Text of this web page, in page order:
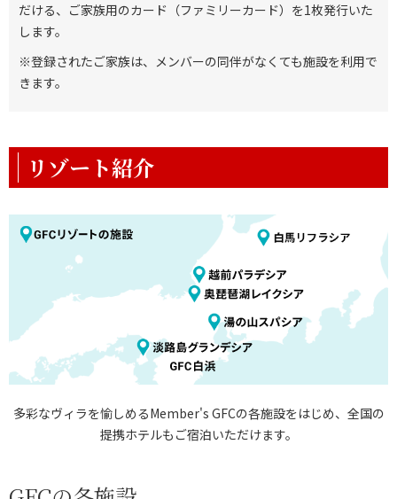
だける、ご家族用のカード（ファミリーカード）を1枚発行いた
します。
※登録されたご家族は、メンバーの同伴がなくても施設を利用で
きます。
リゾート紹介
多彩なヴィラを愉しめるMember's GFCの各施設をはじめ、全国の
提携ホテルもご宿泊いただけます。